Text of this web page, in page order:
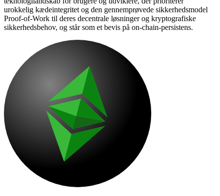
urokkelig kædeintegritet og den gennemprøvede sikkerhedsmodel
Proof-of-Work til deres decentrale løsninger og kryptografiske
sikkerhedsbehov, og står som et bevis på on-chain-persistens.